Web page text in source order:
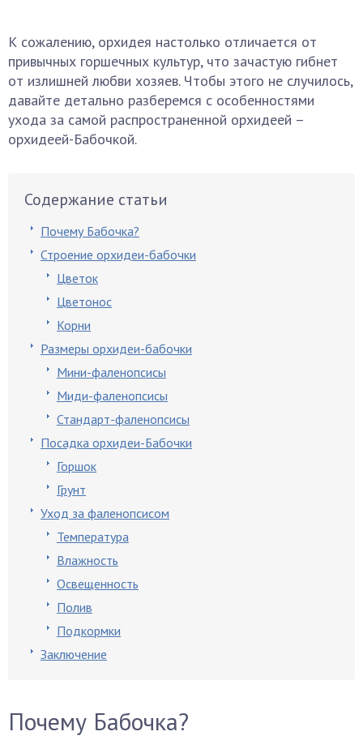
К сожалению, орхидея настолько отличается от
привычных горшечных культур, что зачастую гибнет
от излишней любви хозяев. Чтобы этого не случилось,
давайте детально разберемся с особенностями
ухода за самой распространенной орхидеей –
орхидеей-Бабочкой.
Содержание статьи
Почему Бабочка?
Строение орхидеи-бабочки
Цветок
Цветонос
Корни
Размеры орхидеи-бабочки
Мини-фаленопсисы
Миди-фаленопсисы
Стандарт-фаленопсисы
Посадка орхидеи-Бабочки
Горшок
Грунт
Уход за фаленопсисом
Температура
Влажность
Освещенность
Полив
Подкормки
Заключение
Почему Бабочка?